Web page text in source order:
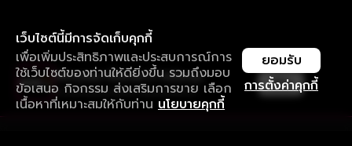
เว็บไซต์นี้มีการจัดเก็บคุกกี้
เพื่อเพิ่มประสิทธิภาพและประสบการณ์การ
ใช้เว็บไซต์ของท่านให้ดียิ่งขึ้น รวมถึงมอบ
ข้อเสนอ กิจกรรม ส่งเสริมการขาย เลือก
เนื้อหาที่เหมาะสมให้กับท่าน นโยบายคุกกี้
การตั้งค่าคุกกี้
ยอมรับ
ใช้งานแอป ลื่นไหลกว่า ไม่มีสะดุด
ดาวน์โหลดแอปเพื่อการรับชมที่ดีกว่า เปิด